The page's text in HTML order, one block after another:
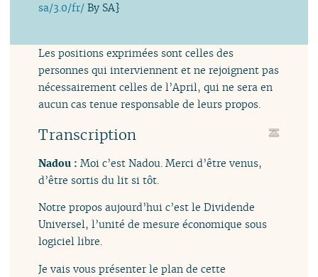
sa/3.0/fr/ By SA}
Les positions exprimées sont celles des
personnes qui interviennent et ne rejoignent pas
nécessairement celles de l’April, qui ne sera en
aucun cas tenue responsable de leurs propos.
Transcription
Nadou :Moi c’est Nadou. Merci d’être venus,
d’être sortis du lit si tôt.
Notre propos aujourd’hui c’est le Dividende
Universel, l’unité de mesure économique sous
logiciel libre.
Je vais vous présenter le plan de cette